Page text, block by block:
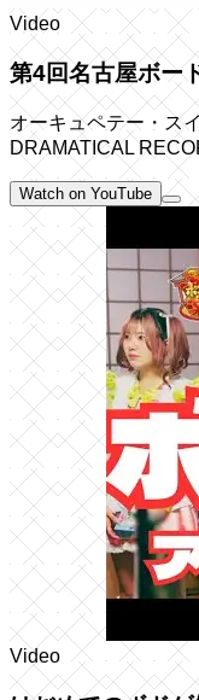
Video
第4回名古屋ボー
オーキュペテー・ス
DRAMATICAL
Watch on YouTube
Video